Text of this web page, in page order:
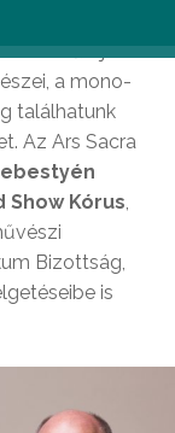
műfaji
a mono-
találhatunk
Az Ars Sacra
Show Kórus,
Bizottság,
is